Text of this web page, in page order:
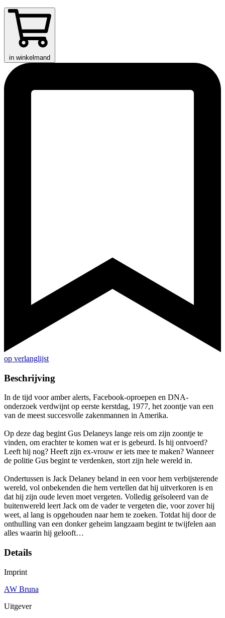
in winkelmand
op verlanglijst
Beschrijving
In de tijd voor amber alerts, Facebook-oproepen en DNA-
onderzoek verdwijnt op eerste kerstdag, 1977, het zoontje van een
van de meest succesvolle zakenmannen in Amerika.
Op deze dag begint Gus Delaneys lange reis om zijn zoontje te
vinden, om erachter te komen wat er is gebeurd. Is hij ontvoerd?
Leeft hij nog? Heeft zijn ex-vrouw er iets mee te maken? Wanneer
de politie Gus begint te verdenken, stort zijn hele wereld in.
Ondertussen is Jack Delaney beland in een voor hem verbijsterende
wereld, vol onbekenden die hem vertellen dat hij uitverkoren is en
dat hij zijn oude leven moet vergeten. Volledig geïsoleerd van de
buitenwereld leert Jack om de vader te vergeten die, voor zover hij
weet, al lang is opgehouden naar hem te zoeken. Totdat hij door de
onthulling van een donker geheim langzaam begint te twijfelen aan
alles waarin hij gelooft…
Details
Imprint
AW Bruna
Uitgever